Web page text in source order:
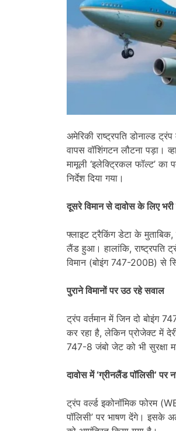
अमेरिकी राष्ट्रपति डोनाल्ड
वापस वॉशिंगटन लौटना पड़ा।
मामूली ‘इलेक्ट्रिकल फॉल्ट’
निर्देश दिया गया।
दूसरे विमान से दावोस के लिए
फ्लाइट ट्रैकिंग डेटा के
लैंड हुआ। हालांकि, राष्ट्रपति
विमान (बोइंग 747-200B) से
पुराने विमानों पर उठ रहे सवाल
ट्रंप वर्तमान में जिन दो बोइंग
कर रहा है, लेकिन प्रोजेक्ट में
747-8 जंबो जेट को भी सुरक्षा
दावोस में ‘ग्रीनलैंड पॉलिसी’ पर
ट्रंप वर्ल्ड इकोनॉमिक फोरम
पॉलिसी’ पर भाषण देंगे। इसके